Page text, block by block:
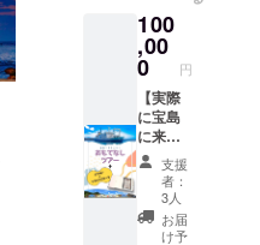
さんの
世界観
を存分
に味
わって
いただ
けま
す！
100
,00
0 円
【実際
に宝島
に来た
い方向
け！】
壁画柄
のバン
ダナ/マ
支援
者：
3人
お届
け予